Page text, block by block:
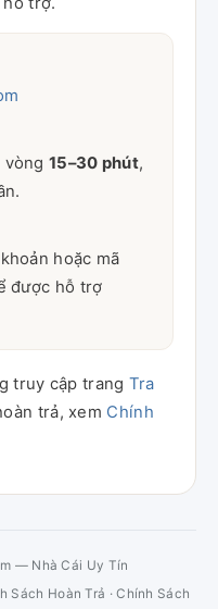
15–30 phút,
hoặc mã
được hỗ trợ
truy cập trang Tra
trả, xem Chính
— Nhà Cái Uy Tín
Sách Hoàn Trả ·Chính Sách